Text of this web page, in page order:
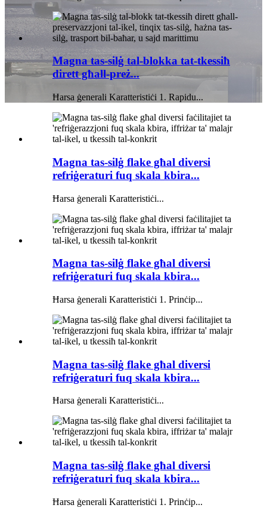
Magna tas-silġ tal-blokka tat-tkessiħ
dirett għall-preż...
Ħarsa ġenerali Karatteristiċi 1. Rapidu...
Magna tas-silġ flake għal diversi
refriġeraturi fuq skala kbira...
Ħarsa ġenerali Karatteristiċi...
Magna tas-silġ flake għal diversi
refriġeraturi fuq skala kbira...
Ħarsa ġenerali Karatteristiċi 1. Prinċip...
Magna tas-silġ flake għal diversi
refriġeraturi fuq skala kbira...
Ħarsa ġenerali Karatteristiċi...
Magna tas-silġ flake għal diversi
refriġeraturi fuq skala kbira...
Ħarsa ġenerali Karatteristiċi 1. Prinċip...